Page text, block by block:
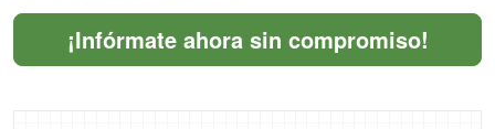
¡Infórmate ahora sin compromiso!